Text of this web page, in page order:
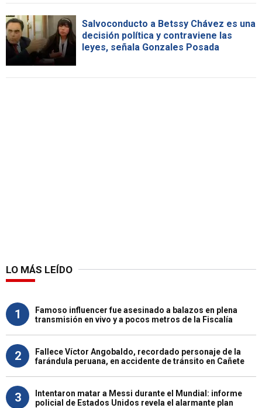
Salvoconducto a Betssy Chávez es una
decisión política y contraviene las
leyes, señala Gonzales Posada
LO MÁS LEÍDO
1
Famoso influencer fue asesinado a balazos en plena
transmisión en vivo y a pocos metros de la Fiscalía
2
Fallece Víctor Angobaldo, recordado personaje de la
farándula peruana, en accidente de tránsito en Cañete
3
Intentaron matar a Messi durante el Mundial: informe
policial de Estados Unidos revela el alarmante plan